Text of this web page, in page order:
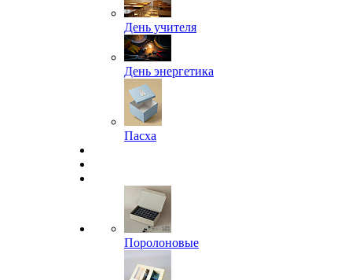
День учителя
День энергетика
Пасха
Поролоновые